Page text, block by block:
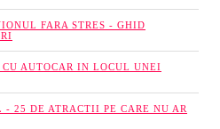
FARA STRES - GHID
AUTOCAR IN LOCUL UNEI
25 DE ATRACTII PE CARE NU AR